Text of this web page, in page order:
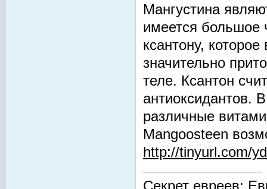
Мангустина
имеется большое
ксантону,
значительно
теле. Ксантон
антиоксидантов.
различные
Mangoosteen
http://tinyurl.com/
Секрет евреев: